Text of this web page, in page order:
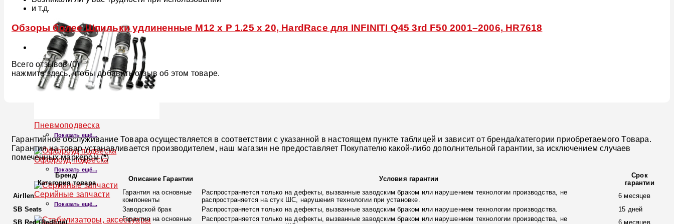
Пневмоподвеска
Показать ещё...
Оффроуд подвеска
Показать ещё...
Серийные запчасти
Показать ещё...
и т.д.
Обзоры более Шпильки удлиненные M12 x P 1.25 x 20, HardRace для INFINITI Q45 3rd F50 2001–2006, HR7618
Всего отзывов (0)
нажмите здесь, чтобы добавить отзыв об этом товаре.
Гарантийное обслуживание Товара осуществляется в соответствии с указанной в настоящем пункте таблицей и зависит от бренда/категории приобретаемого Товара.
Гарантия на товар устанавливается производителем, наш магазин не предоставляет Покупателю какой-либо дополнительной гарантии, за исключением случаев
помеченных маркером (*)
Бренд/
Категория товара
Описание Гарантии Условия гарантии
Срок
гарантии
Airllen
Гарантия на основные
компоненты
Распространяется только на дефекты, вызванные заводским браком или нарушением технологии производства, не
распространяется на стук ШС, нарушения технологии при установке.
6 месяцев
SB Seats
Заводской брак Распространяется только на дефекты, вызванные заводским браком или нарушением технологии производства.
15 дней
SB Red (Redline)
Гарантия на основные
Распространяется только на дефекты, вызванные заводским браком или нарушением технологии производства, не
6 месяцев